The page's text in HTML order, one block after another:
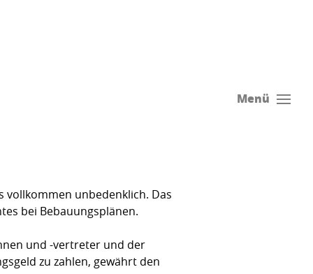
Menü
vollkommen unbedenklich. Das
bei Bebauungsplänen.
und -vertreter und der
zu zahlen, gewährt den